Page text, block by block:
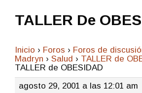
TALLER De
Inicio › Foros › Foros de
Madryn › Salud › TALLER de
TALLER de OBESIDAD
agosto 29, 2001 a las 12:01 am